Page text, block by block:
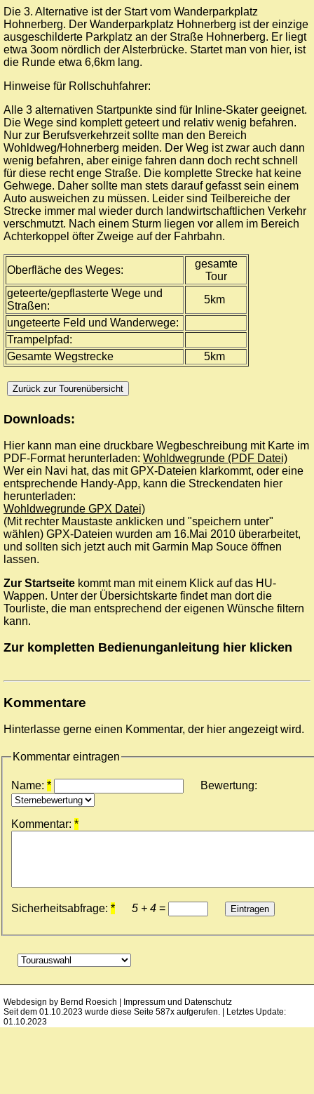
Die 3. Alternative ist der Start vom Wanderparkplatz
Hohnerberg. Der Wanderparkplatz Hohnerberg ist der einzige
ausgeschilderte Parkplatz an der Straße Hohnerberg. Er liegt
etwa 3oom nördlich der Alsterbrücke. Startet man von hier, ist
die Runde etwa 6,6km lang.
Hinweise für Rollschuhfahrer:
Alle 3 alternativen Startpunkte sind für Inline-Skater geeignet.
Die Wege sind komplett geteert und relativ wenig befahren.
Nur zur Berufsverkehrzeit sollte man den Bereich
Wohldweg/Hohnerberg meiden. Der Weg ist zwar auch dann
wenig befahren, aber einige fahren dann doch recht schnell
für diese recht enge Straße. Die komplette Strecke hat keine
Gehwege. Daher sollte man stets darauf gefasst sein einem
Auto ausweichen zu müssen. Leider sind Teilbereiche der
Strecke immer mal wieder durch landwirtschaftlichen Verkehr
verschmutzt. Nach einem Sturm liegen vor allem im Bereich
Achterkoppel öfter Zweige auf der Fahrbahn.
Oberfläche des Weges:
gesamte
Tour
geteerte/gepflasterte Wege und
Straßen:
5km
ungeteerte Feld und Wanderwege:
Trampelpfad:
Gesamte Wegstrecke
5km
Downloads:
Hier kann man eine druckbare Wegbeschreibung mit Karte im
PDF-Format herunterladen: Wohldwegrunde (PDF Datei)
Wer ein Navi hat, das mit GPX-Dateien klarkommt, oder eine
entsprechende Handy-App, kann die Streckendaten hier
herunterladen:
Wohldwegrunde GPX Datei)
(Mit rechter Maustaste anklicken und "speichern unter"
wählen) GPX-Dateien wurden am 16.Mai 2010 überarbeitet,
und sollten sich jetzt auch mit Garmin Map Souce öffnen
lassen.
Zur Startseite kommt man mit einem Klick auf das HU-
Wappen. Unter der Übersichtskarte findet man dort die
Tourliste, die man entsprechend der eigenen Wünsche filtern
kann.
Zur kompletten Bedienunganleitung hier klicken
Kommentare
Hinterlasse gerne einen Kommentar, der hier angezeigt wird.
Kommentar eintragen
Name: * Bewertung:
Kommentar: *
Sicherheitsabfrage: * 5 + 4 = Eintragen
Webdesign by Bernd Roesich | Impressum und Datenschutz
Seit dem 01.10.2023 wurde diese Seite 587x aufgerufen. | Letztes Update:
01.10.2023